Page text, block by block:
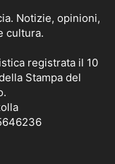
Notizie, opinioni,
cultura.
registrata il 10
Stampa del